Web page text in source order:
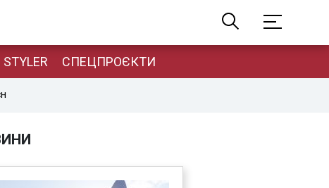
STYLER СПЕЦПРОЄКТИ